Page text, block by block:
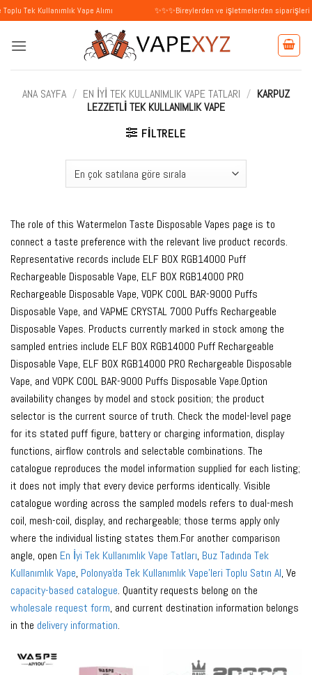
İçeriğe
atla
Vape Alımı ✨✨✨Bireylerden ve işletmelerden siparişleri kabul
ANA SAYFA / EN İYI TEK KULLANIMLIK VAPE TATLARI / KARPUZ
LEZZETLI TEK KULLANIMLIK VAPE
FILTRELE
The role of this Watermelon Taste Disposable Vapes page is to
connect a taste preference with the relevant live product records.
Representative records include ELF BOX RGB14000 Puff
Rechargeable Disposable Vape, ELF BOX RGB14000 PRO
Rechargeable Disposable Vape, VOPK COOL BAR-9000 Puffs
Disposable Vape, and VAPME CRYSTAL 7000 Puffs Rechargeable
Disposable Vapes. Products currently marked in stock among the
sampled entries include ELF BOX RGB14000 Puff Rechargeable
Disposable Vape, ELF BOX RGB14000 PRO Rechargeable Disposable
Vape, and VOPK COOL BAR-9000 Puffs Disposable Vape.Option
availability changes by model and stock position; the product
selector is the current source of truth. Check the model-level page
for its stated puff figure, battery or charging information, display
functions, airflow controls and selectable combinations. The
catalogue reproduces the model information supplied for each listing;
it does not imply that every device performs identically. Visible
catalogue wording across the sampled models refers to dual-mesh
coil, mesh-coil, display, and rechargeable; those terms apply only
where the individual listing states them.For another comparison
angle, open En İyi Tek Kullanımlık Vape Tatları, Buz Tadında Tek
Kullanımlık Vape, Polonya'da Tek Kullanımlık Vape'leri Toplu Satın Al, Ve
capacity-based catalogue. Quantity requests belong on the
wholesale request form, and current destination information belongs
in the delivery information.